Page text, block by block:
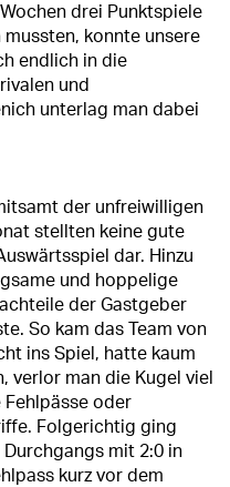
drei Punktspiele
konnte unsere
endlich in die
und
unterlag man dabei
der unfreiwilligen
stellten keine gute
dar. Hinzu
und hoppelige
der Gastgeber
So kam das Team von
ins Spiel, hatte kaum
verlor man die Kugel viel
oder
Folgerichtig ging
mit 2:0 in
kurz vor dem